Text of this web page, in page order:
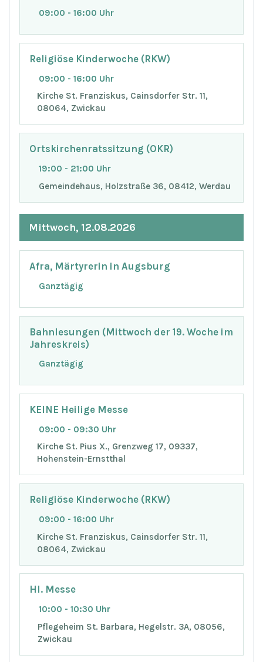
09:00 - 16:00 Uhr
Religiöse Kinderwoche (RKW)
09:00 - 16:00 Uhr
Kirche St. Franziskus, Cainsdorfer Str. 11,
08064, Zwickau
Ortskirchenratssitzung (OKR)
19:00 - 21:00 Uhr
Gemeindehaus, Holzstraße 36, 08412, Werdau
Mittwoch, 12.08.2026
Afra, Märtyrerin in Augsburg
Ganztägig
Bahnlesungen (Mittwoch der 19. Woche im
Jahreskreis)
Ganztägig
KEINE Heilige Messe
09:00 - 09:30 Uhr
Kirche St. Pius X., Grenzweg 17, 09337,
Hohenstein-Ernstthal
Religiöse Kinderwoche (RKW)
09:00 - 16:00 Uhr
Kirche St. Franziskus, Cainsdorfer Str. 11,
08064, Zwickau
Hl. Messe
10:00 - 10:30 Uhr
Pflegeheim St. Barbara, Hegelstr. 3A, 08056,
Zwickau